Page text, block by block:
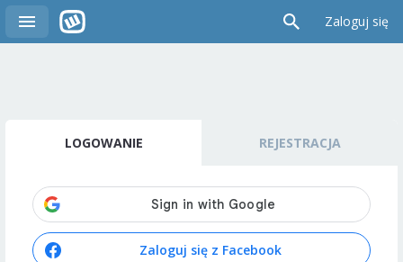
Zaloguj się
LOGOWANIE REJESTRACJA
Zaloguj się z Facebook